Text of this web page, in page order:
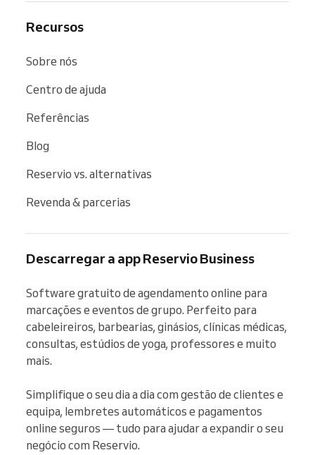
Recursos
Sobre nós
Centro de ajuda
Referências
Blog
Reservio vs. alternativas
Revenda & parcerias
Descarregar a app Reservio Business
Software gratuito de agendamento online para
marcações e eventos de grupo. Perfeito para
cabeleireiros, barbearias, ginásios, clínicas médicas,
consultas, estúdios de yoga, professores e muito
mais.
Simplifique o seu dia a dia com gestão de clientes e
equipa, lembretes automáticos e pagamentos
online seguros — tudo para ajudar a expandir o seu
negócio com Reservio.